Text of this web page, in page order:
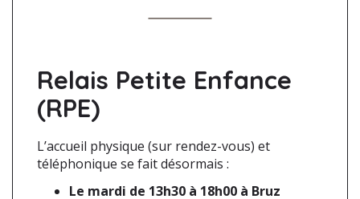
Relais Petite Enfance
(RPE)
L’accueil physique (sur rendez-vous) et
téléphonique se fait désormais :
Le mardi de 13h30 à 18h00 à Bruz